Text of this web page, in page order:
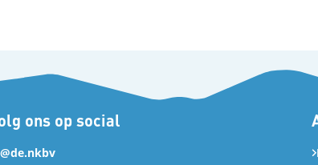
ons op social
@de.nkbv